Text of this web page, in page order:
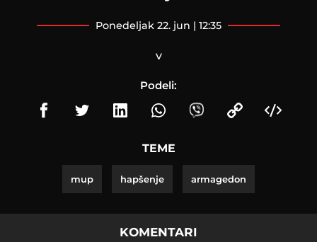
ponedeljak 22. jun | 12:35
v
Podeli:
TEME
mup hapšenje armagedon
KOMENTARI